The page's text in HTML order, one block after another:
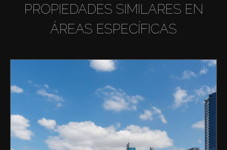
PROPIEDADES SIMILARES EN
ÁREAS ESPECÍFICAS